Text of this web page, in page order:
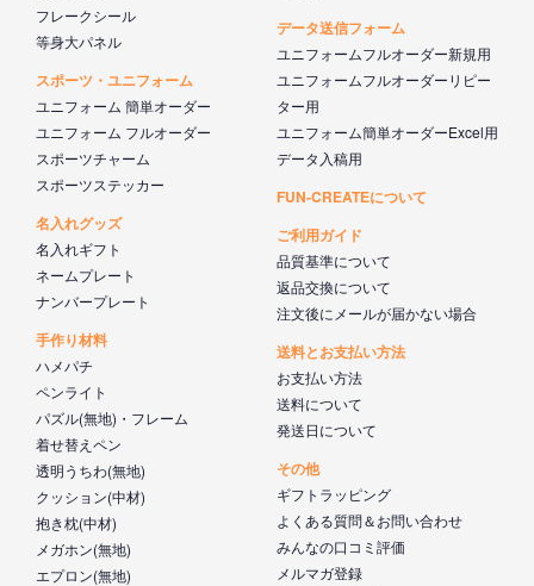
フレークシール
等身大パネル
スポーツ・ユニフォーム
ユニフォーム 簡単オーダー
ユニフォーム フルオーダー
スポーツチャーム
スポーツステッカー
名入れグッズ
名入れギフト
ネームプレート
ナンバープレート
手作り材料
ハメパチ
ペンライト
パズル(無地)・フレーム
着せ替えペン
透明うちわ(無地)
クッション(中材)
抱き枕(中材)
メガホン(無地)
エプロン(無地)
データ送信フォーム
ユニフォームフルオーダー新規用
ユニフォームフルオーダーリピー
ター用
ユニフォーム簡単オーダーExcel用
データ入稿用
FUN-CREATEについて
ご利用ガイド
品質基準について
返品交換について
注文後にメールが届かない場合
送料とお支払い方法
お支払い方法
送料について
発送日について
その他
ギフトラッピング
よくある質問＆お問い合わせ
みんなの口コミ評価
メルマガ登録